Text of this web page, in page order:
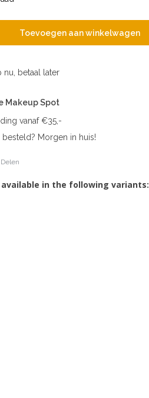
Toevoegen aan winkelwagen
nu, betaal later
Makeup Spot
vanaf €35,-
Morgen in huis!
Delen
in the following variants: